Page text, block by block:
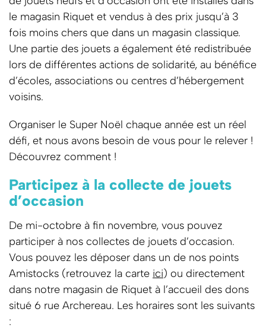
le magasin Riquet et vendus à des prix jusqu’à 3
fois moins chers que dans un magasin classique.
Une partie des jouets a également été redistribuée
lors de différentes actions de solidarité, au bénéfice
d’écoles, associations ou centres d’hébergement
voisins.
Organiser le Super Noël chaque année est un réel
défi, et nous avons besoin de vous pour le relever !
Découvrez comment !
Participez à la collecte de jouets
d’occasion
De mi-octobre à fin novembre, vous pouvez
participer à nos collectes de jouets d’occasion.
Vous pouvez les déposer dans un de nos points
Amistocks (retrouvez la carte ici) ou directement
dans notre magasin de Riquet à l’accueil des dons
situé 6 rue Archereau. Les horaires sont les suivants
: